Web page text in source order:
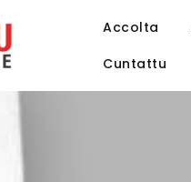
Accolta
Cuntattu